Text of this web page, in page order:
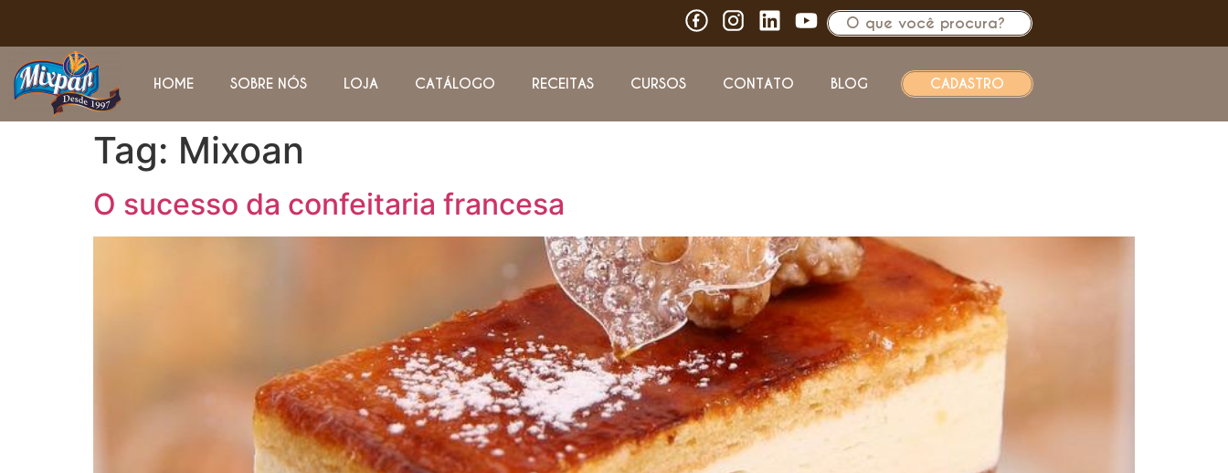
HOME SOBRE NÓS LOJA CATÁLOGO RECEITAS CURSOS CONTATO BLOG CADASTRO
Tag: Mixoan
O sucesso da confeitaria francesa